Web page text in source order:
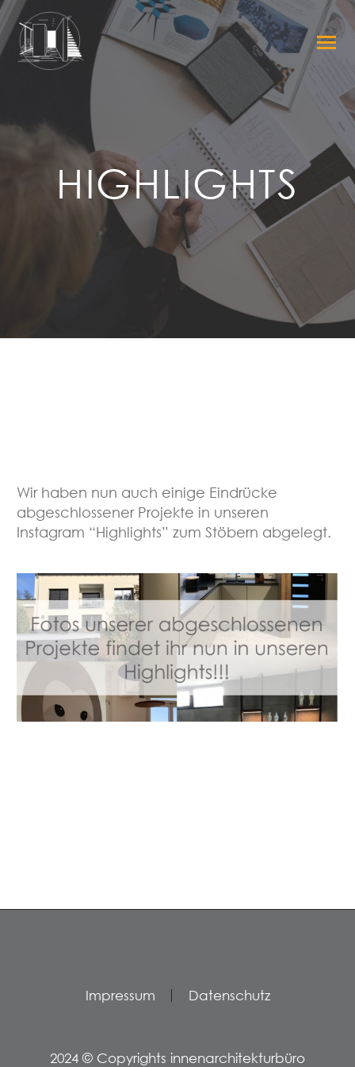
HIGHLIGHTS
Wir haben nun auch einige Eindrücke
abgeschlossener Projekte in unseren
Instagram “Highlights” zum Stöbern abgelegt.
Impressum Datenschutz
2024 © Copyrights innenarchitekturbüro